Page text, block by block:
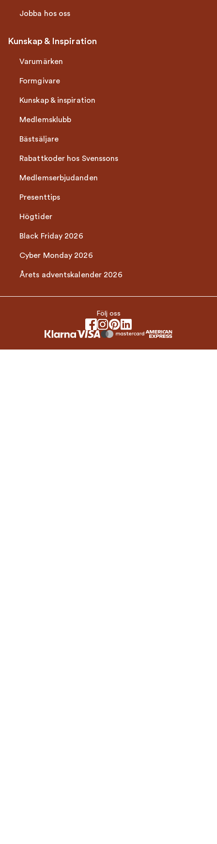
Jobba hos oss
Kunskap & Inspiration
Varumärken
Formgivare
Kunskap & inspiration
Medlemsklubb
Bästsäljare
Rabattkoder hos Svenssons
Medlemserbjudanden
Presenttips
Högtider
Black Friday 2026
Cyber Monday 2026
Årets adventskalender 2026
Följ oss